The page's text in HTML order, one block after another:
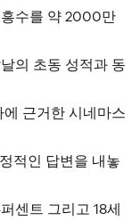
수를 약 2000만
의 초동 성적과 동
근거한 시네마스
적인 답변을 내놓
센트 그리고 18세